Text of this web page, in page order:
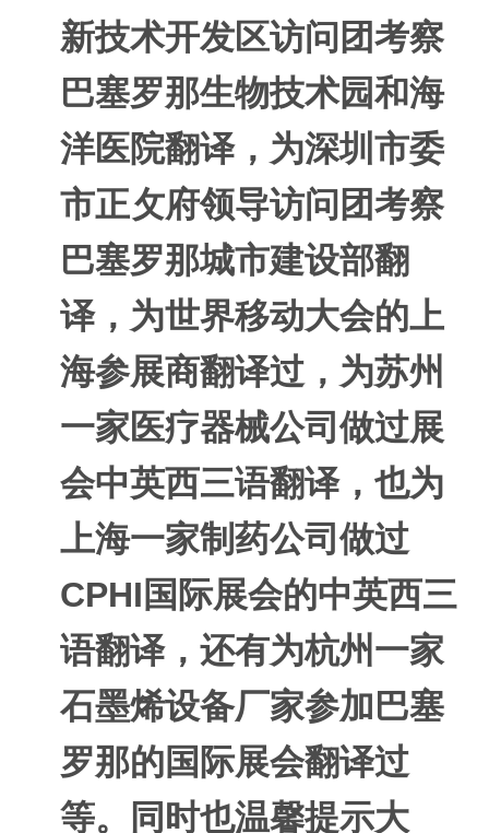
新技术开发区访问团考察
巴塞罗那生物技术园和海
洋医院翻译，为深圳市委
市正攵府领导访问团考察
巴塞罗那城市建设部翻
译，为世界移动大会的上
海参展商翻译过，为苏州
一家医疗器械公司做过展
会中英西三语翻译，也为
上海一家制药公司做过
CPHI国际展会的中英西三
语翻译，还有为杭州一家
石墨烯设备厂家参加巴塞
罗那的国际展会翻译过
等。同时也温馨提示大